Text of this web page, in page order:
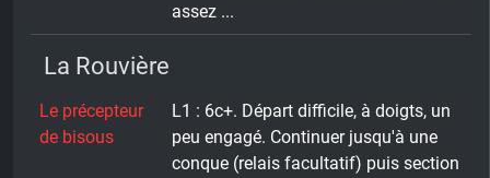
assez ...
La Rouvière
Le précepteur
de bisous
L1 : 6c+. Départ difficile, à doigts, un
peu engagé. Continuer jusqu'à une
conque (relais facultatif) puis section